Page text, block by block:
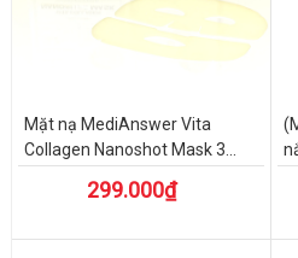
Mặt nạ MediAnswer Vita
Collagen Nanoshot Mask 3...
299.000₫